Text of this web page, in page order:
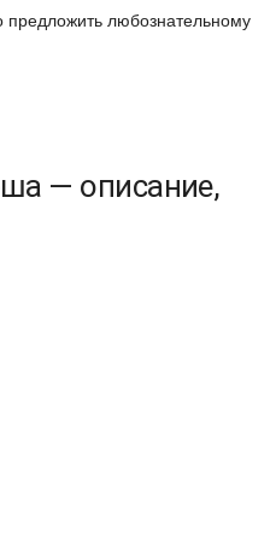
предложить любознательному
— описание,